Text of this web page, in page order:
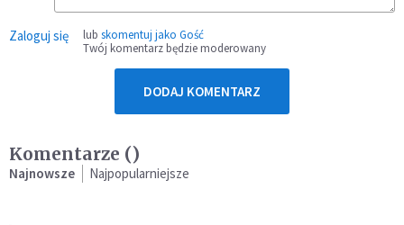
Zaloguj się lub skomentuj jako Gość
Twój komentarz będzie moderowany
DODAJ KOMENTARZ
Komentarze ()
Najnowsze Najpopularniejsze